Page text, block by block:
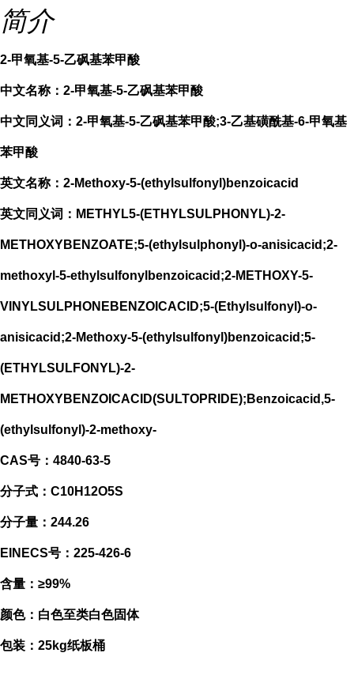
简介
2-甲氧基-5-乙砜基苯甲酸
中文名称：2-甲氧基-5-乙砜基苯甲酸
中文同义词：2-甲氧基-5-乙砜基苯甲酸;3-乙基磺酰基-6-甲氧基
苯甲酸
英文名称：2-Methoxy-5-(ethylsulfonyl)benzoicacid
英文同义词：METHYL5-(ETHYLSULPHONYL)-2-
METHOXYBENZOATE;5-(ethylsulphonyl)-o-anisicacid;2-
methoxyl-5-ethylsulfonylbenzoicacid;2-METHOXY-5-
VINYLSULPHONEBENZOICACID;5-(Ethylsulfonyl)-o-
anisicacid;2-Methoxy-5-(ethylsulfonyl)benzoicacid;5-
(ETHYLSULFONYL)-2-
METHOXYBENZOICACID(SULTOPRIDE);Benzoicacid,5-
(ethylsulfonyl)-2-methoxy-
CAS号：4840-63-5
分子式：C10H12O5S
分子量：244.26
EINECS号：225-426-6
含量：≥99%
颜色：白色至类白色固体
包装：25kg纸板桶